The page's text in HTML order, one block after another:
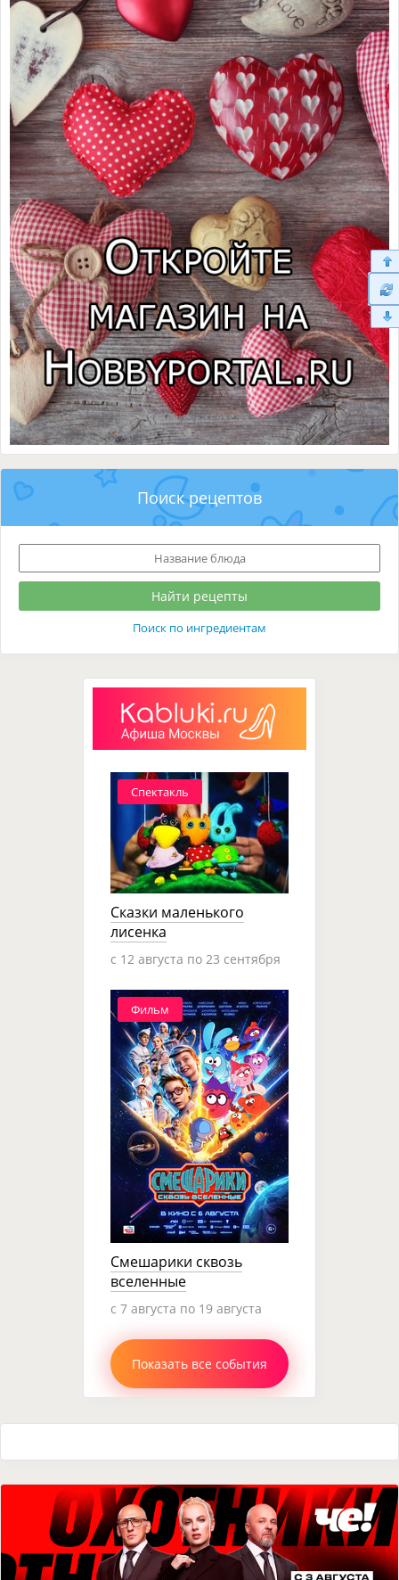
Поиск рецептов
Поиск по ингредиентам
Спектакль
Сказки маленького
лисенка
c 12 августа по 23 сентября
Фильм
Смешарики сквозь
вселенные
c 7 августа по 19 августа
Показать все события